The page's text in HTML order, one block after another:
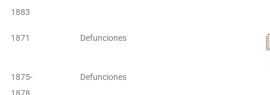
1883
1871 Defunciones
1875-
Defunciones